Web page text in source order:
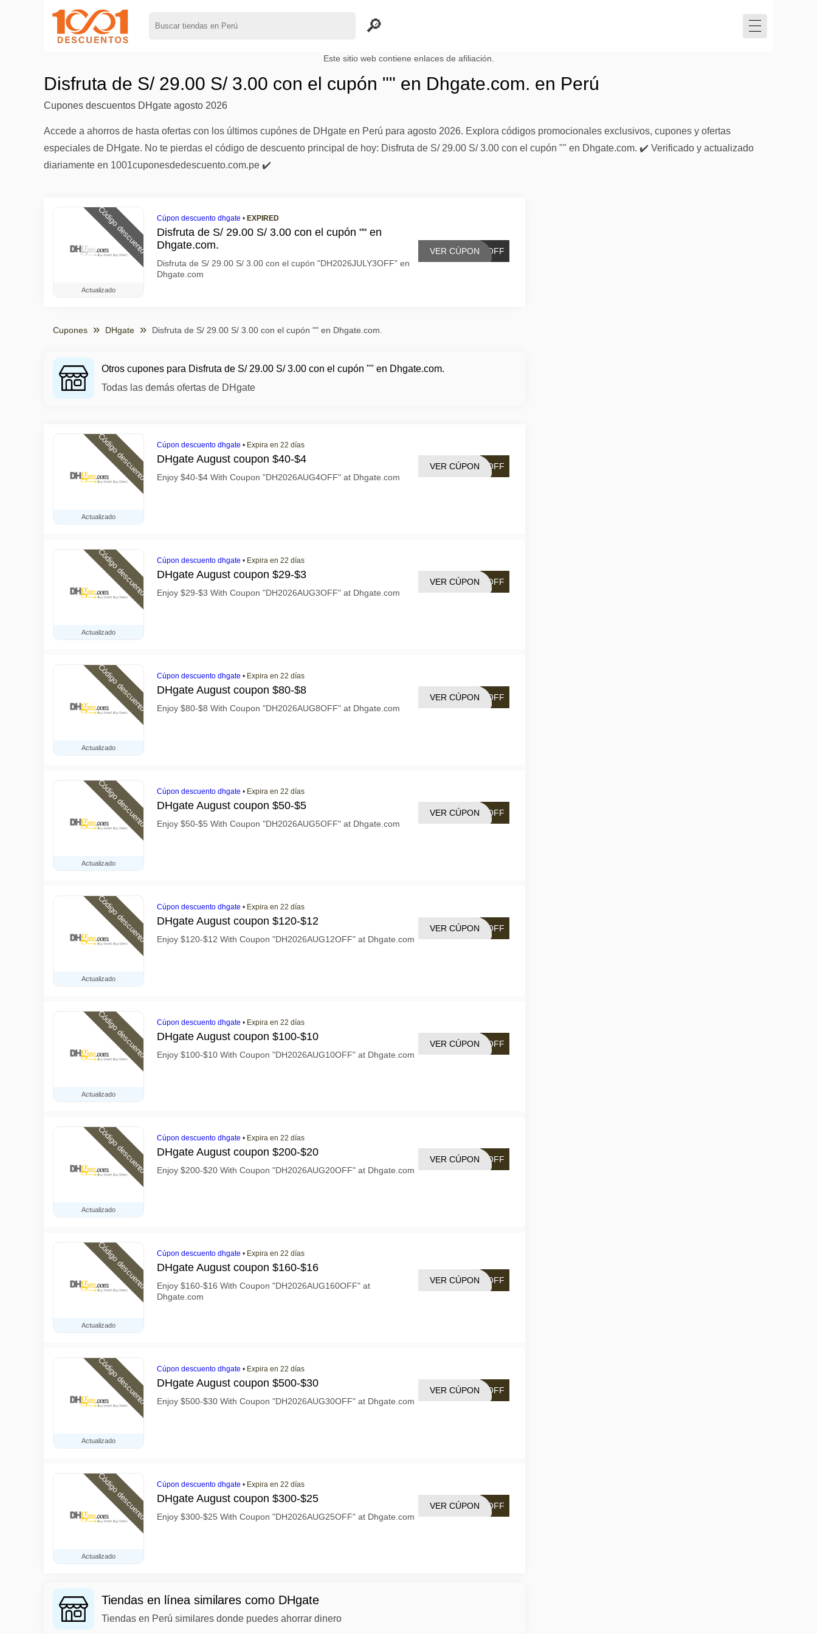
Este sitio web contiene enlaces de afiliación.
Disfruta de S/ 29.00 S/ 3.00 con el cupón "" en Dhgate.com. en Perú
Cupones descuentos DHgate agosto 2026
Accede a ahorros de hasta ofertas con los últimos cupónes de DHgate en Perú para agosto 2026. Explora códigos promocionales exclusivos, cupones y ofertas
especiales de DHgate. No te pierdas el código de descuento principal de hoy: Disfruta de S/ 29.00 S/ 3.00 con el cupón "" en Dhgate.com. ✔️ Verificado y actualizado
diariamente en 1001cuponesdedescuento.com.pe ✔️
Actualizado
Código descuento Cúpon descuento dhgate • EXPIRED
Disfruta de S/ 29.00 S/ 3.00 con el cupón "" en
Dhgate.com.
Disfruta de S/ 29.00 S/ 3.00 con el cupón "DH2026JULY3OFF" en
Dhgate.com
3OFF
VER CÚPON
Cupones DHgate Disfruta de S/ 29.00 S/ 3.00 con el cupón "" en Dhgate.com.
Otros cupones para Disfruta de S/ 29.00 S/ 3.00 con el cupón "" en Dhgate.com.
Todas las demás ofertas de DHgate
Actualizado
Código descuento Cúpon descuento dhgate • Expira en 22 días
DHgate August coupon $40-$4
Enjoy $40-$4 With Coupon "DH2026AUG4OFF" at Dhgate.com
4OFF
VER CÚPON
Actualizado
Código descuento Cúpon descuento dhgate • Expira en 22 días
DHgate August coupon $29-$3
Enjoy $29-$3 With Coupon "DH2026AUG3OFF" at Dhgate.com
3OFF
VER CÚPON
Actualizado
Código descuento Cúpon descuento dhgate • Expira en 22 días
DHgate August coupon $80-$8
Enjoy $80-$8 With Coupon "DH2026AUG8OFF" at Dhgate.com
8OFF
VER CÚPON
Actualizado
Código descuento Cúpon descuento dhgate • Expira en 22 días
DHgate August coupon $50-$5
Enjoy $50-$5 With Coupon "DH2026AUG5OFF" at Dhgate.com
5OFF
VER CÚPON
Actualizado
Código descuento Cúpon descuento dhgate • Expira en 22 días
DHgate August coupon $120-$12
Enjoy $120-$12 With Coupon "DH2026AUG12OFF" at Dhgate.com
2OFF
VER CÚPON
Actualizado
Código descuento Cúpon descuento dhgate • Expira en 22 días
DHgate August coupon $100-$10
Enjoy $100-$10 With Coupon "DH2026AUG10OFF" at Dhgate.com
0OFF
VER CÚPON
Actualizado
Código descuento Cúpon descuento dhgate • Expira en 22 días
DHgate August coupon $200-$20
Enjoy $200-$20 With Coupon "DH2026AUG20OFF" at Dhgate.com
0OFF
VER CÚPON
Actualizado
Código descuento Cúpon descuento dhgate • Expira en 22 días
DHgate August coupon $160-$16
Enjoy $160-$16 With Coupon "DH2026AUG160OFF" at
Dhgate.com
6OFF
VER CÚPON
Actualizado
Código descuento Cúpon descuento dhgate • Expira en 22 días
DHgate August coupon $500-$30
Enjoy $500-$30 With Coupon "DH2026AUG30OFF" at Dhgate.com
0OFF
VER CÚPON
Actualizado
Código descuento Cúpon descuento dhgate • Expira en 22 días
DHgate August coupon $300-$25
Enjoy $300-$25 With Coupon "DH2026AUG25OFF" at Dhgate.com
5OFF
VER CÚPON
Tiendas en línea similares como DHgate
Tiendas en Perú similares donde puedes ahorrar dinero